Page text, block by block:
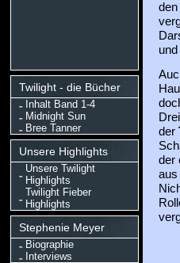
Twilight - die Bücher
Inhalt Band 1-4
Midnight Sun
Bree Tanner
Unsere Highlights
Unsere Twilight
Highlights
Twilight Fieber
Highlights
Stephenie Meyer
Biographie
Interviews
den
der
der
aus